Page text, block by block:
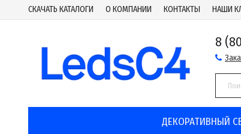
СКАЧАТЬ КАТАЛОГИ О КОМПАНИИ КОНТАКТЫ НАШИ
8
ДЕКОРАТИВНЫЙ